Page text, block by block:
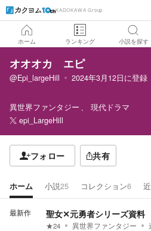
KADOKAWA Group
ホーム ランキング 小説を探す
オオオカ エピ
@Epi_largeHill 2024年3月12日に登録
異世界ファンタジー
現代ドラマ
epi_LargeHill
フォロー 共有
ホーム 小説25 コレクション6
最新作 聖女✕元勇者シリーズ資料
★24 異世界ファンタジー